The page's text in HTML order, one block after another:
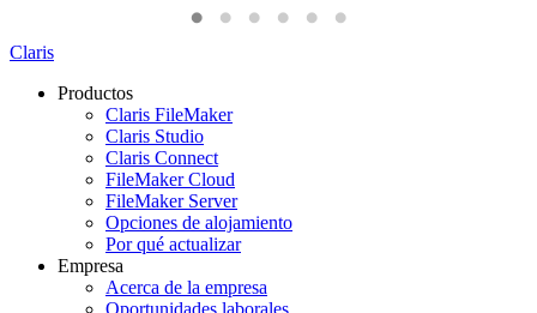
Claris
Productos
Claris FileMaker
Claris Studio
Claris Connect
FileMaker Cloud
FileMaker Server
Opciones de alojamiento
Por qué actualizar
Empresa
Acerca de la empresa
Oportunidades laborales